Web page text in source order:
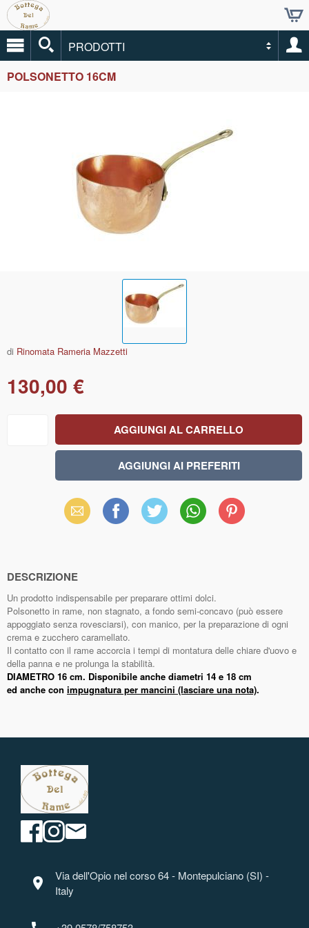
PRODOTTI
POLSONETTO 16CM
di Rinomata Rameria Mazzetti
130,00 €
Email Facebook X WhatsAppPinterest
DESCRIZIONE
Un prodotto indispensabile per preparare ottimi dolci.
Polsonetto in rame, non stagnato, a fondo semi-concavo (può essere
appoggiato senza rovesciarsi), con manico, per la preparazione di ogni
crema e zucchero caramellato.
Il contatto con il rame accorcia i tempi di montatura delle chiare d'uovo e
della panna e ne prolunga la stabilità.
DIAMETRO 16 cm. Disponibile anche diametri 14 e 18 cm
ed anche con impugnatura per mancini (lasciare una nota).
location_on
Via dell'Opio nel corso 64 - Montepulciano (SI) -
Italy